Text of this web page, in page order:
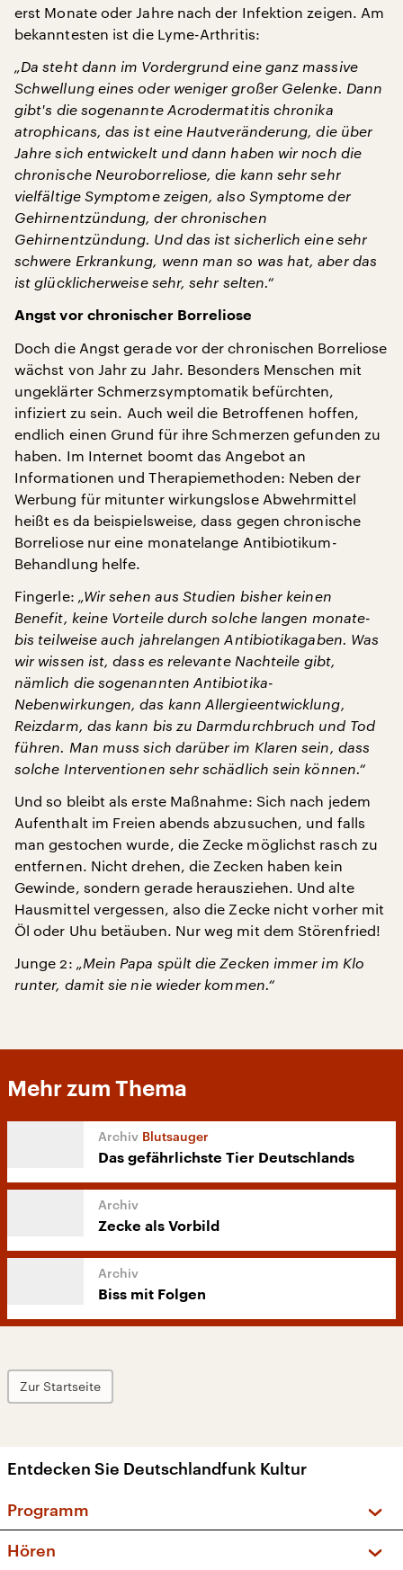
erst Monate oder Jahre nach der Infektion zeigen. Am
bekanntesten ist die Lyme-Arthritis:
„Da steht dann im Vordergrund eine ganz massive
Schwellung eines oder weniger großer Gelenke. Dann
gibt's die sogenannte Acrodermatitis chronika
atrophicans, das ist eine Hautveränderung, die über
Jahre sich entwickelt und dann haben wir noch die
chronische Neuroborreliose, die kann sehr sehr
vielfältige Symptome zeigen, also Symptome der
Gehirnentzündung, der chronischen
Gehirnentzündung. Und das ist sicherlich eine sehr
schwere Erkrankung, wenn man so was hat, aber das
ist glücklicherweise sehr, sehr selten.“
Angst vor chronischer Borreliose
Doch die Angst gerade vor der chronischen Borreliose
wächst von Jahr zu Jahr. Besonders Menschen mit
ungeklärter Schmerzsymptomatik befürchten,
infiziert zu sein. Auch weil die Betroffenen hoffen,
endlich einen Grund für ihre Schmerzen gefunden zu
haben. Im Internet boomt das Angebot an
Informationen und Therapiemethoden: Neben der
Werbung für mitunter wirkungslose Abwehrmittel
heißt es da beispielsweise, dass gegen chronische
Borreliose nur eine monatelange Antibiotikum-
Behandlung helfe.
Fingerle: „Wir sehen aus Studien bisher keinen
Benefit, keine Vorteile durch solche langen monate-
bis teilweise auch jahrelangen Antibiotikagaben. Was
wir wissen ist, dass es relevante Nachteile gibt,
nämlich die sogenannten Antibiotika-
Nebenwirkungen, das kann Allergieentwicklung,
Reizdarm, das kann bis zu Darmdurchbruch und Tod
führen. Man muss sich darüber im Klaren sein, dass
solche Interventionen sehr schädlich sein können.“
Und so bleibt als erste Maßnahme: Sich nach jedem
Aufenthalt im Freien abends abzusuchen, und falls
man gestochen wurde, die Zecke möglichst rasch zu
entfernen. Nicht drehen, die Zecken haben kein
Gewinde, sondern gerade herausziehen. Und alte
Hausmittel vergessen, also die Zecke nicht vorher mit
Öl oder Uhu betäuben. Nur weg mit dem Störenfried!
Junge 2: „Mein Papa spült die Zecken immer im Klo
runter, damit sie nie wieder kommen.“
Mehr zum Thema
Blutsauger
Das gefährlichste Tier Deutschlands
Zecke als Vorbild
Biss mit Folgen
Zur Startseite
Entdecken Sie Deutschlandfunk Kultur
Programm
Hören